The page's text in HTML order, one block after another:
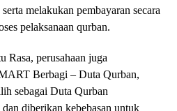
melakukan pembayaran secara
pelaksanaan qurban.
Rasa, perusahaan juga
Berbagi – Duta Qurban,
sebagai Duta Qurban
diberikan kebebasan untuk